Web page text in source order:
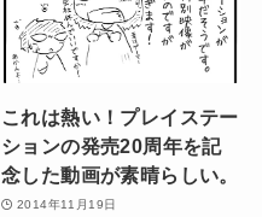
これは熱い！プレイステー
ションの発売20周年を記
念した動画が素晴らしい。
2014年11月19日